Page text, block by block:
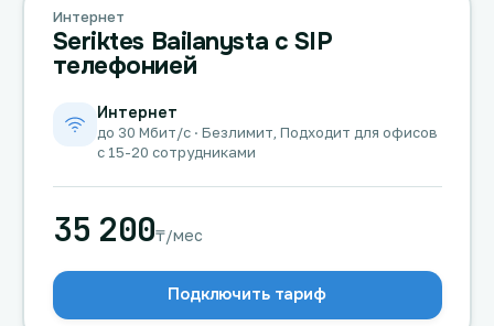
Интернет
Seriktes Bailanysta с SIP
телефонией
Интернет
до 30 Мбит/с · Безлимит, Подходит для офисов
с 15-20 сотрудниками
35 200₸/мес
Подключить тариф